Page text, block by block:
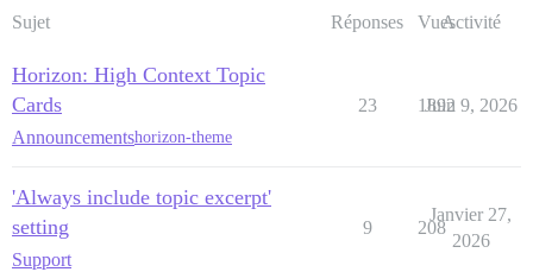
Sujet Réponses VuesActivité
Horizon: High Context Topic
Cards
Announcementshorizon-theme
23 1892
Juin 9, 2026
'Always include topic excerpt'
setting
Support
9 208
Janvier 27,
2026